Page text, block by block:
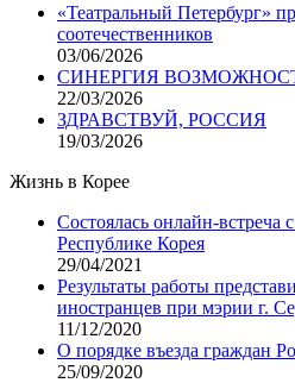
«Театральный Петербург»
соотечественников
03/06/2026
СИНЕРГИЯ
22/03/2026
ЗДРАВСТВУЙ, РОССИЯ
19/03/2026
Жизнь в Корее
Состоялась онлайн-встреча
Республике Корея
29/04/2021
Результаты работы
иностранцев при мэрии г.
11/12/2020
О порядке въезда граждан
25/09/2020